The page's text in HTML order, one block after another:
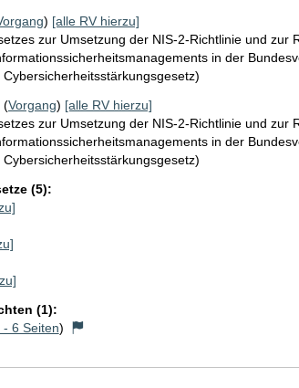
) [alle RV hierzu]
zur Umsetzung der NIS-2-Richtlinie und zur
in der
(Vorgang) [alle RV hierzu]
zur Umsetzung der NIS-2-Richtlinie und zur
in der
(5):
(1):
- 6 Seiten)